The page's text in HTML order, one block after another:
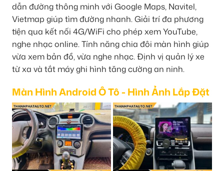
dẫn đường thông minh với Google Maps, Navitel,
Vietmap giúp tìm đường nhanh. Giải trí đa phương
tiện qua kết nối 4G/WiFi cho phép xem YouTube,
nghe nhạc online. Tính năng chia đôi màn hình giúp
vừa xem bản đồ, vừa nghe nhạc. Định vị quản lý xe
từ xa và tắt máy ghi hình tăng cường an ninh.
Màn Hình Android Ô Tô - Hình Ảnh Lắp Đặt